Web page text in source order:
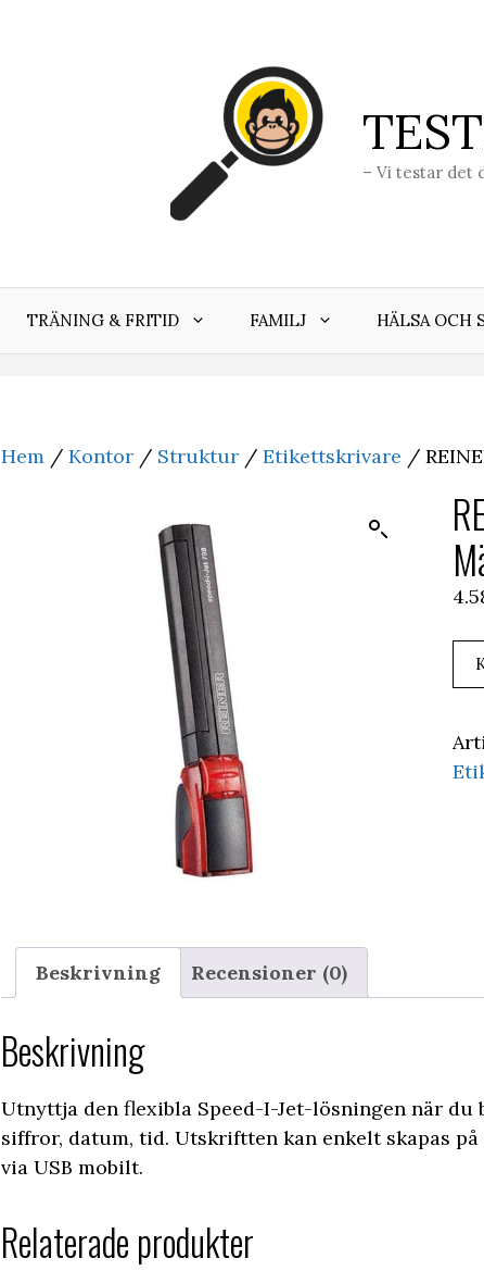
– Vi testar det
TRÄNING & FRITID FAMILJ HÄLSA OCH
Hem / Kontor / Struktur / Etikettskrivare /
Beskrivning Recensioner (0)
Beskrivning
Utnyttja den flexibla Speed-I-Jet-lösningen när du
siffror, datum, tid. Utskriftten kan enkelt skapas
via USB mobilt.
Relaterade produkter